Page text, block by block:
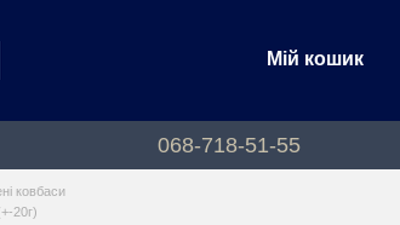
Мій кошик
068-718-51-55
ковбаси
20г)